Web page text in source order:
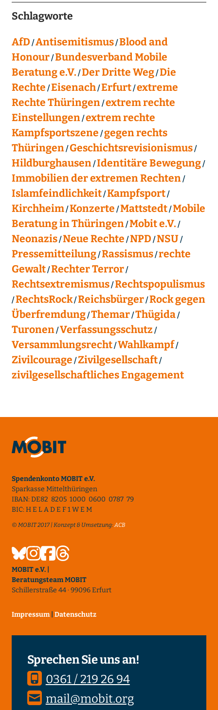
Schlagworte
AfD Antisemitismus Blood and
Honour Bundesverband Mobile
Beratung e.V. Der Dritte Weg Die
Rechte Eisenach Erfurt extreme
Rechte Thüringen extrem rechte
Einstellungen extrem rechte
Kampfsportszene gegen rechts
Thüringen Geschichtsrevisionismus
Hildburghausen Identitäre Bewegung
Immobilien der extremen Rechten
Islamfeindlichkeit Kampfsport
Kirchheim Konzerte Mattstedt Mobile
Beratung in Thüringen Mobit e.V.
Neonazis Neue Rechte NPD NSU
Pressemitteilung Rassismus rechte
Gewalt Rechter Terror
Rechtsextremismus Rechtspopulismus
RechtsRock Reichsbürger Rock gegen
Überfremdung Themar Thügida
Turonen Verfassungsschutz
Versammlungsrecht Wahlkampf
Zivilcourage Zivilgesellschaft
zivilgesellschaftliches Engagement
Spendenkonto MOBIT e.V.
Sparkasse Mittelthüringen
IBAN: DE82 8205 1000 0600 0787 79
BIC: H E L A D E F 1 W E M
© MOBIT 2017 | Konzept & Umsetzung:ACB
MOBIT e.V. |
Beratungsteam MOBIT
Schillerstraße 44 · 99096 Erfurt
Impressum Datenschutz
Sprechen Sie uns an!
0361 / 219 26 94
mail@mobit.org